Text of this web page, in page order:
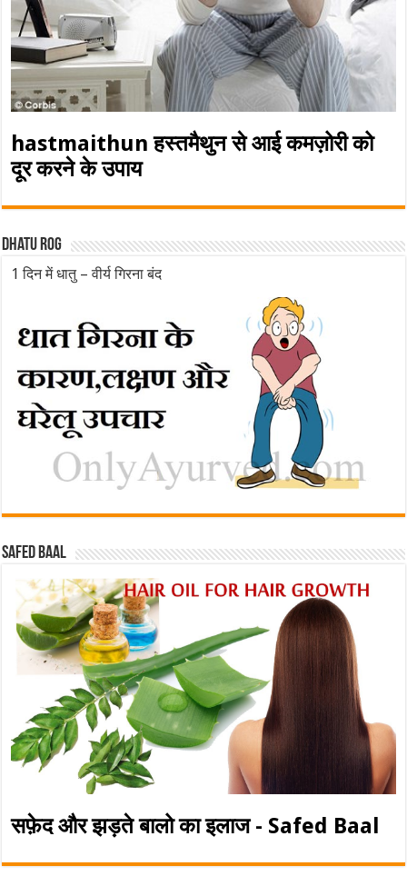
hastmaithun हस्तमैथुन से आई कमज़ोरी को
दूर करने के उपाय
Dhatu rog
1 दिन में धातु – वीर्य गिरना बंद
Safed baal
सफ़ेद और झड़ते बालो का इलाज - Safed Baal